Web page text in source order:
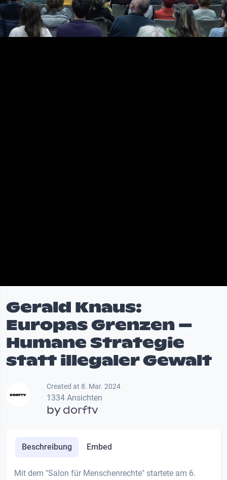
Video
Gerald Knaus:
Europas Grenzen –
Humane Strategie
statt illegaler Gewalt
Created at 8. Mar. 2024
1334 Ansichten
bydorftv
Beschreibung Embed
Mit dem "Salon für Menschenrechte" startete am 6.